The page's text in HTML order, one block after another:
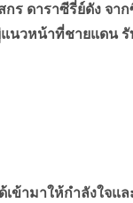
ร ดาราซีรี่ย์ดัง จาก
นวหน้าที่ชายแดน
ามาให้กำลังใจแ